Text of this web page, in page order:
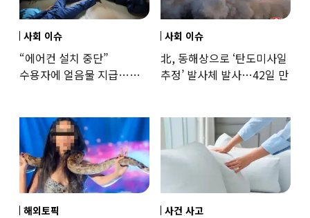
사회 이슈
“에어컨 설치 중단”
수용자에 얼음물 지급…
사회 이슈
北, 동해상으로 ‘탄도미사일
추정’ 발사체 발사…42일 만
해외토픽 사건 사고